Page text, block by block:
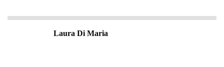
Laura Di Maria